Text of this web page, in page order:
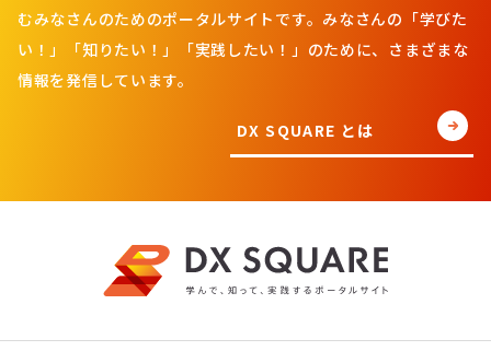
むみなさんのためのポータルサイトです。みなさんの「学びた
い！」「知りたい！」「実践したい！」のために、さまざまな
情報を発信しています。
DX SQUARE とは